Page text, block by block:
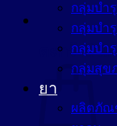
ตะกร้าสิน
กลุ่มบำ
กลุ่มบำ
กลุ่มบำ
กลุ่มสุข
ยา
ผลิตภัณ